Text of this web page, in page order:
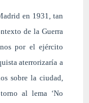
en 1931, tan
de la Guerra
por el ejército
aterrorizaría a
sobre la ciudad,
al lema ‘No